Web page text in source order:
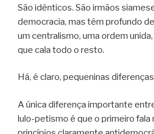
São idênticos. São irmãos
democracia, mas têm profundo
um centralismo, uma ordem
que cala todo o resto.
Há, é claro, pequeninas
A única diferença importante
lulo-petismo é que o primeiro fala